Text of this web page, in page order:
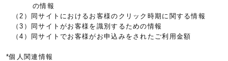
の情報
（2）同サイトにおけるお客様のクリック時期に関する情報
（3）同サイトがお客様を識別するための情報
（4）同サイトでお客様がお申込みをされたご利用金額
*個人関連情報